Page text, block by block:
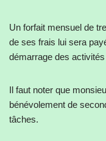
Un forfait mensuel de
de ses frais lui sera
démarrage des
Il faut noter que
bénévolement de
tâches.